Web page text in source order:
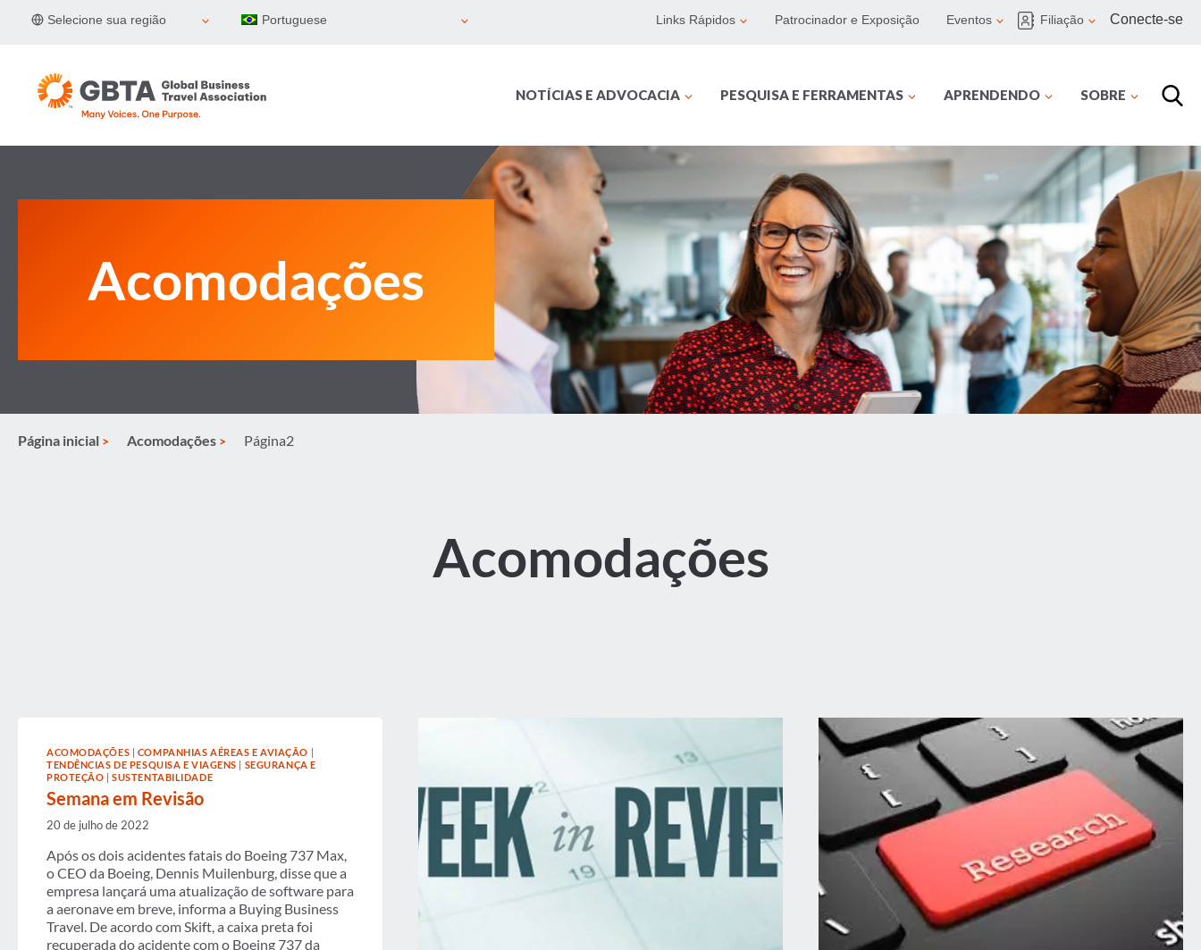
Selecione sua região Portuguese Links Rápidos Patrocinador e Exposição Eventos Filiação Conecte-se
NOTÍCIAS E ADVOCACIA PESQUISA E FERRAMENTAS APRENDENDO SOBRE
Acomodações
Página inicial Acomodações Página2
Acomodações
ACOMODAÇÕES | COMPANHIAS AÉREAS E AVIAÇÃO |
TENDÊNCIAS DE PESQUISA E VIAGENS | SEGURANÇA E
PROTEÇÃO |SUSTENTABILIDADE
Semana em Revisão
20 de julho de 2022
Após os dois acidentes fatais do Boeing 737 Max,
o CEO da Boeing, Dennis Muilenburg, disse que a
empresa lançará uma atualização de software para
a aeronave em breve, informa a Buying Business
Travel. De acordo com Skift, a caixa preta foi
recuperada do acidente com o Boeing 737 da